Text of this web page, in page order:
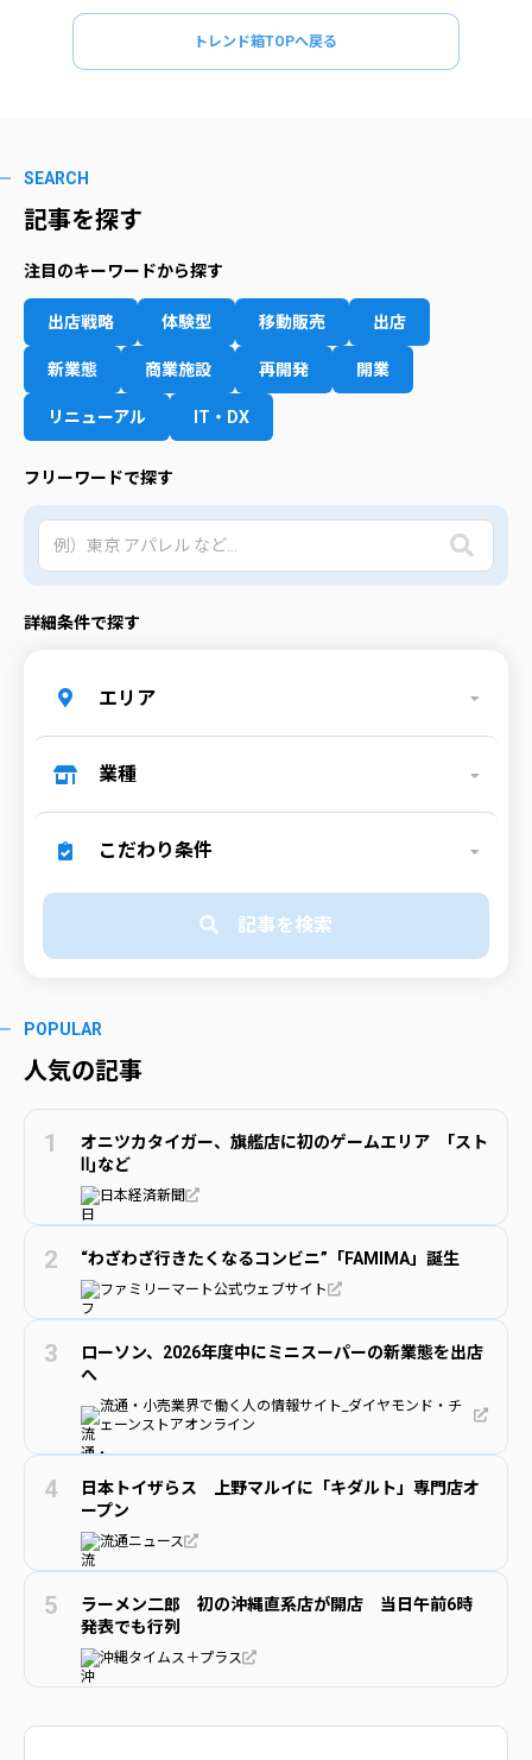
トレンド箱TOPへ戻る
SEARCH
記事を探す
注目のキーワードから探す
出店戦略 体験型 移動販売 出店
新業態 商業施設 再開発 開業
リニューアル IT・DX
フリーワードで探す
詳細条件で探す
エリア
業種
こだわり条件
記事を検索
POPULAR
人気の記事
オニツカタイガー、旗艦店に初のゲームエリア ｢スト
Ⅱ｣など
日本経済新聞
“わざわざ行きたくなるコンビニ”「FAMIMA」誕生
ファミリーマート公式ウェブサイト
ローソン、2026年度中にミニスーパーの新業態を出店
へ
流通・小売業界で働く人の情報サイト_ダイヤモンド・チ
ェーンストアオンライン
日本トイザらス 上野マルイに「キダルト」専門店オ
ープン
流通ニュース
ラーメン二郎 初の沖縄直系店が開店 当日午前6時
発表でも行列
沖縄タイムス＋プラス